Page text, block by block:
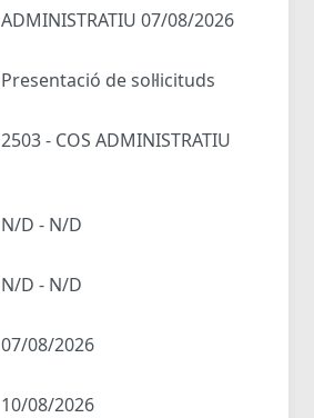
ADMINISTRATIU 07/08/2026
Presentació de sol·licituds
2503 - COS ADMINISTRATIU
N/D - N/D
N/D - N/D
07/08/2026
10/08/2026